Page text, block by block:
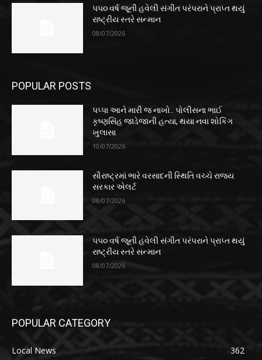
૫૫૦ વર્ષ જૂની હવેલી સંગીત પરંપરાને પ્રાપ્ત થયું
રાષ્ટ્રીય સ્તરે સન્માન
08/07/2026
POPULAR POSTS
પપ્પા આને મારી જ નાખો.. પોલીસના ભાઈ
કૃષ્ણસિંહ જાડેજાની હત્યા, થયા નવા શોકિંગ
ખુલાસા
10/07/2026
સૌરાષ્ટ્રમાં ભારે વરસાદની સ્થિતિ વચ્ચે રાજ્ય
સરકાર એલર્ટ
08/07/2026
૫૫૦ વર્ષ જૂની હવેલી સંગીત પરંપરાને પ્રાપ્ત થયું
રાષ્ટ્રીય સ્તરે સન્માન
08/07/2026
POPULAR CATEGORY
Local News
362